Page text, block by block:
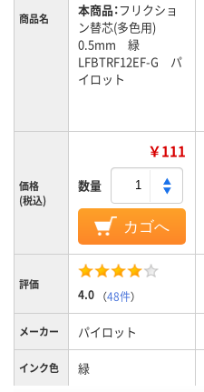
商品名 本商品：フリクショ
ン替芯(多色用)
0.5mm 緑
LFBTRF12EF-G パ
イロット
価格
(税込)
￥111
数量
カゴへ
評価
4.0 （48件）
メーカー パイロット
インク色 緑